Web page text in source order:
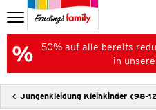
50% auf alle bereits
in
Jungenkleidung Kleinkinder (98-